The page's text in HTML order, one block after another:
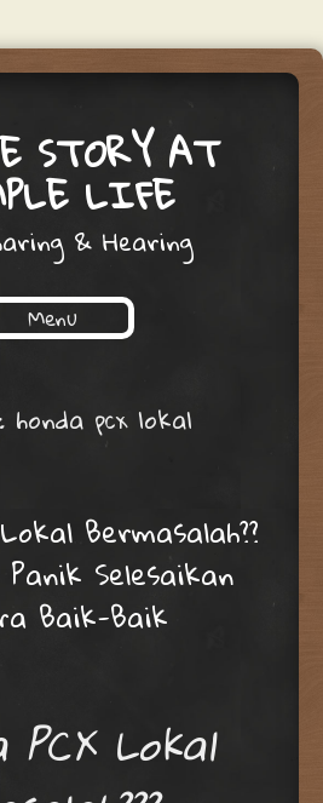
STORY AT
LIFE
& Hearing
Menu
honda pcx lokal
Bermasalah??
Selesaikan
Baik-Baik
PCX Lokal